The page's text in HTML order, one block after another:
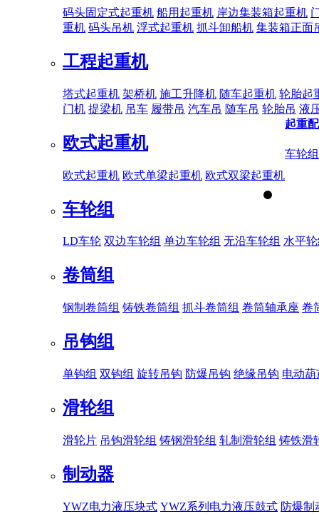
码头固定式起重机 船用起重机 岸边集装箱起重机
重机 码头吊机 浮式起重机 抓斗卸船机 集装箱正面
工程起重机
塔式起重机 架桥机 施工升降机 随车起重机 轮胎起
门机 提梁机 吊车 履带吊 汽车吊 随车吊 轮胎吊 液
欧式起重机
欧式起重机 欧式单梁起重机 欧式双梁起重机
起重
车轮组
车轮组
LD车轮 双边车轮组 单边车轮组 无沿车轮组 水平
卷筒组
钢制卷筒组 铸铁卷筒组 抓斗卷筒组 卷筒轴承座 卷
吊钩组
单钩组 双钩组 旋转吊钩 防爆吊钩 绝缘吊钩 电动
滑轮组
滑轮片 吊钩滑轮组 铸钢滑轮组 轧制滑轮组 铸铁滑
制动器
YWZ电力液压块式 YWZ系列电力液压鼓式 防爆制